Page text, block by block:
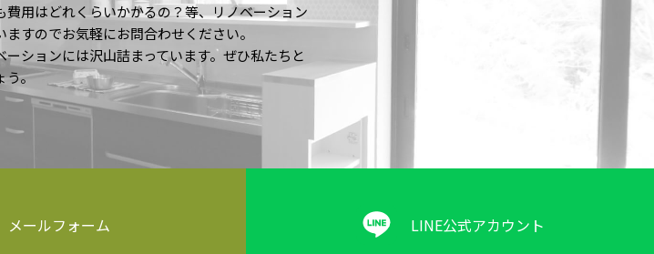
用はどれくらいかかるの？等、リノベーション
すのでお気軽にお問合わせください。
ションには沢山詰まっています。ぜひ私たちと
う。
メールフォーム LINE公式アカウント